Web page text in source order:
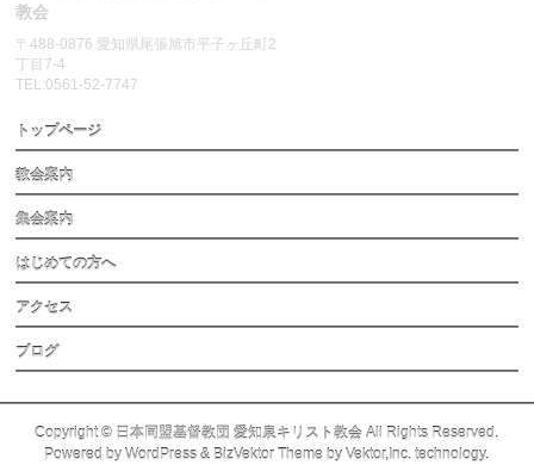
教会
〒488-0876 愛知県尾張旭市平子ヶ丘町2
丁目7-4
TEL:0561-52-7747
トップページ
教会案内
集会案内
はじめての方へ
アクセス
ブログ
Copyright © 日本同盟基督教団 愛知泉キリスト教会 All Rights Reserved.
Powered byWordPress & BizVektor Theme byVektor,Inc. technology.